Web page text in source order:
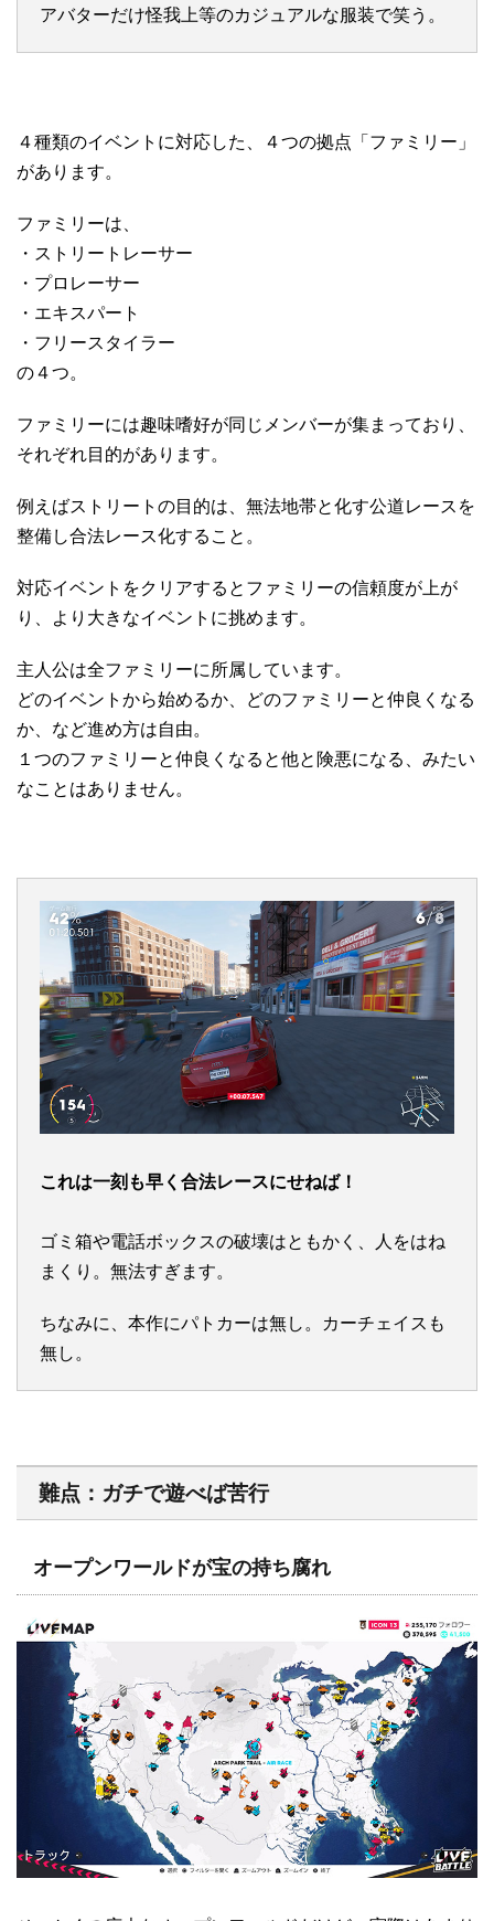
アバターだけ怪我上等のカジュアルな服装で笑う。
４種類のイベントに対応した、４つの拠点「ファミリー」
があります。
ファミリーは、
・ストリートレーサー
・プロレーサー
・エキスパート
・フリースタイラー
の４つ。
ファミリーには趣味嗜好が同じメンバーが集まっており、
それぞれ目的があります。
例えばストリートの目的は、無法地帯と化す公道レースを
整備し合法レース化すること。
対応イベントをクリアするとファミリーの信頼度が上が
り、より大きなイベントに挑めます。
主人公は全ファミリーに所属しています。
どのイベントから始めるか、どのファミリーと仲良くなる
か、など進め方は自由。
１つのファミリーと仲良くなると他と険悪になる、みたい
なことはありません。
これは一刻も早く合法レースにせねば！
ゴミ箱や電話ボックスの破壊はともかく、人をはね
まくり。無法すぎます。
ちなみに、本作にパトカーは無し。カーチェイスも
無し。
難点：ガチで遊べば苦行
オープンワールドが宝の持ち腐れ